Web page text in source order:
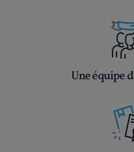
Une équipe